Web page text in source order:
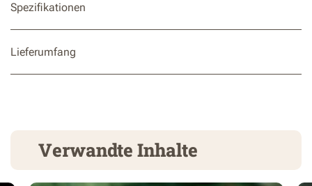
Spezifikationen
Lieferumfang
Verwandte Inhalte